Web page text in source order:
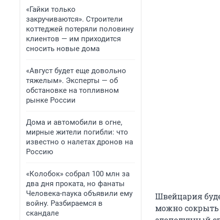
«Гайки только
закручиваются». Строители
коттеджей потеряли половину
клиентов — им приходится
сносить новые дома
«Август будет еще довольно
тяжелым». Эксперты — об
обстановке на топливном
рынке России
Дома и автомобили в огне,
мирные жители погибли: что
известно о налетах дронов на
Россию
«Колобок» собрал 100 млн за
два дня проката, но фанаты
Человека-паука объявили ему
войну. Разбираемся в
скандале
Швейцария
можно сокрыть